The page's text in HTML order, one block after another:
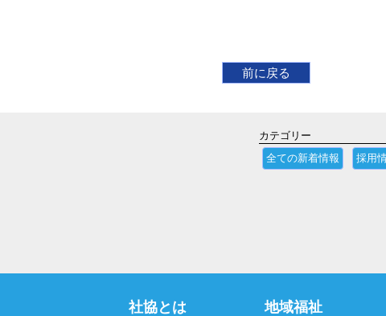
前に戻る
カテゴリー
全ての新着情報
採用
社協とは 地域福祉